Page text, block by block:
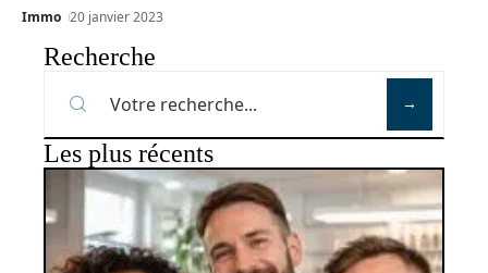
Immo 20 janvier 2023
Recherche
Les plus récents